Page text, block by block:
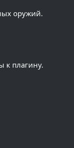
оружий.
к плагину.